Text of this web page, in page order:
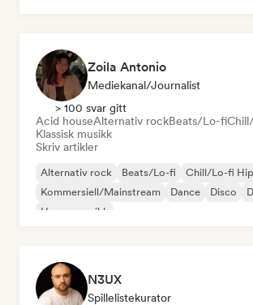
Zoila Antonio
Mediekanal/journalist
> 100 svar gitt
Acid houseAlternativ rockBeats/Lo-fi
Klassisk musikk
Skriv artikler
Alternativ rock Beats/Lo-fi
Chill/Lo-fi
Kommersiell/Mainstream
Dance Disco
House-musikk
N3UX
Spillelistekurator